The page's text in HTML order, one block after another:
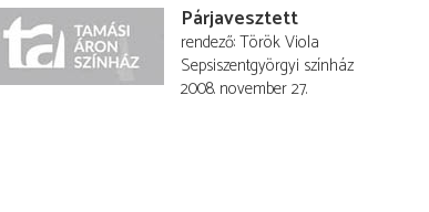
Párjavesztett
rendező Török Viola
Sepsiszentgyörgyi színház
2008. november 27.